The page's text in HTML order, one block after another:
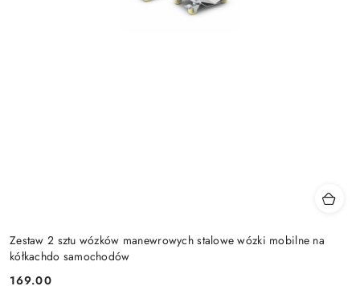
Zestaw 2 sztu wózków manewrowych stalowe wózki mobilne na
kółkachdo samochodów
169.00